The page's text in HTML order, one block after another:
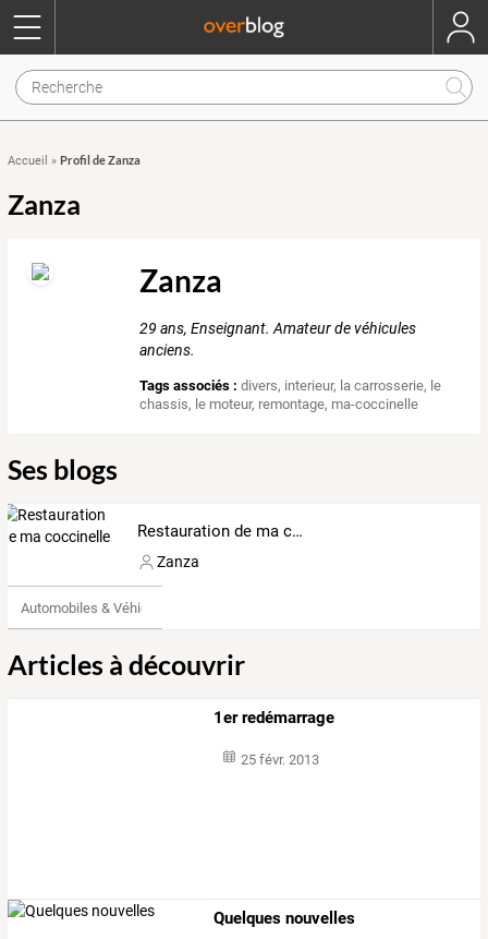
Accueil » Profil de Zanza
Zanza
Zanza
29 ans, Enseignant. Amateur de véhicules
anciens.
Tags associés : divers, interieur, la carrosserie, le
chassis, le moteur, remontage, ma-coccinelle
Ses blogs
Restauration de ma coccinelle
Zanza
Automobiles & Véhicules
Articles à découvrir
1er redémarrage
25 févr. 2013
Quelques nouvelles